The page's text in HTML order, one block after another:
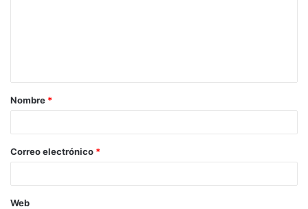
Nombre *
Correo electrónico *
Web